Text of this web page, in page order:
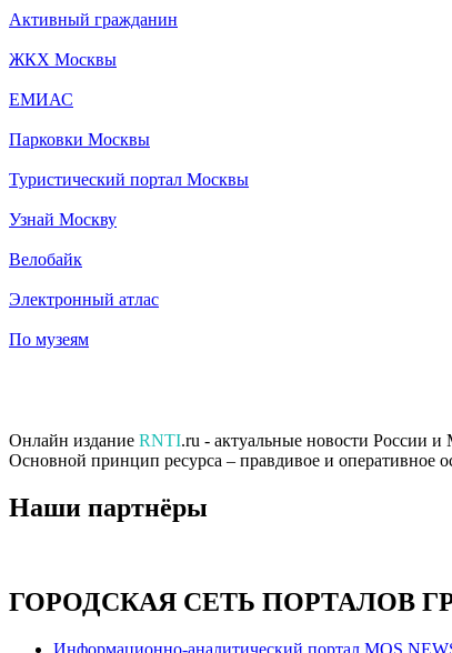
Активный гражданин
ЖКХ Москвы
ЕМИАС
Парковки Москвы
Туристический портал Москвы
Узнай Москву
Велобайк
Электронный атлас
По музеям
Онлайн издание RNTI.ru - актуальные новости России
Основной принцип ресурса – правдивое и оперативное
Наши партнёры
ГОРОДСКАЯ СЕТЬ ПОРТАЛОВ
Информационно-аналитический портал